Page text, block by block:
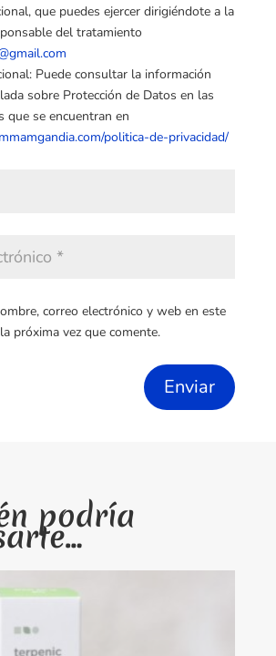
que puedes ejercer dirigiéndote a la
del tratamiento
Puede consultar la información
sobre Protección de Datos en las
que se encuentran en
politica-de-privacidad/
correo electrónico y web en este
próxima vez que comente.
Enviar
podría